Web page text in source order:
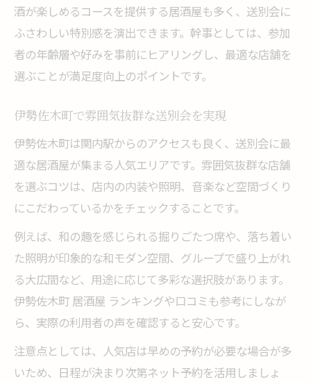
酒が楽しめるコースを提供する居酒屋も多く、送別会に
ふさわしい特別感を演出できます。幹事としては、参加
者の年齢層や好みを事前にヒアリングし、最適な店舗を
選ぶことが満足度向上のポイントです。
伊勢佐木町で雰囲気抜群な送別会を実現
伊勢佐木町は関内駅からのアクセスも良く、送別会に最
適な居酒屋が集まる人気エリアです。雰囲気抜群な店舗
を選ぶコツは、店内の内装や照明、音楽など空間づくり
にこだわっているかをチェックすることです。
例えば、和の趣を感じられる掘りごたつ席や、落ち着い
た照明が印象的な和モダン空間、グループで盛り上がれ
る大広間など、用途に応じて多彩な選択肢があります。
伊勢佐木町 居酒屋 ランキングや口コミも参考にしなが
ら、実際の利用者の声を確認すると安心です。
注意点としては、人気店は早めの予約が必要な場合が多
いため、日程が決まり次第ネット予約を活用しましょ